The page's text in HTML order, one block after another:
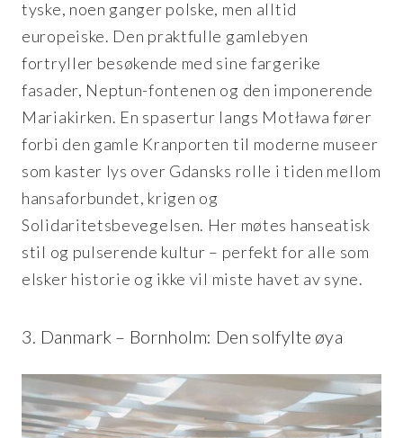
tyske, noen ganger polske, men alltid
europeiske. Den praktfulle gamlebyen
fortryller besøkende med sine fargerike
fasader, Neptun-fontenen og den imponerende
Mariakirken. En spasertur langs Motława fører
forbi den gamle Kranporten til moderne museer
som kaster lys over Gdansks rolle i tiden mellom
hansaforbundet, krigen og
Solidaritetsbevegelsen. Her møtes hanseatisk
stil og pulserende kultur – perfekt for alle som
elsker historie og ikke vil miste havet av syne.
3. Danmark – Bornholm: Den solfylte øya